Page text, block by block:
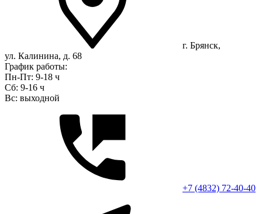
г. Брянск,
ул. Калинина, д. 68
График работы:
Пн-Пт: 9-18 ч
Сб: 9-16 ч
Вс: выходной
+7 (4832) 72-40-40